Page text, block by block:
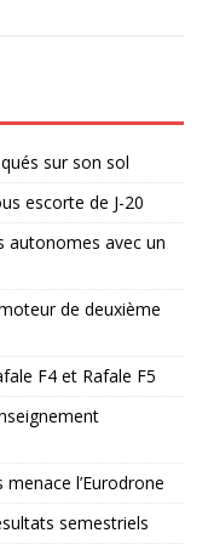
sur son sol
escorte de J-20
autonomes avec un
de deuxième
F4 et Rafale F5
l’Eurodrone
semestriels